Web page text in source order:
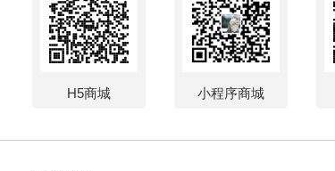
H5商城 小程序商城